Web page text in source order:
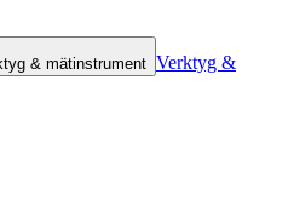
& mätinstrument Verktyg &